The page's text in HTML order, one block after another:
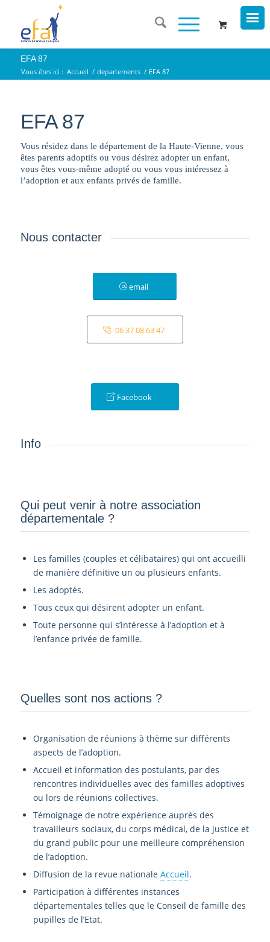
EFA 87
Vous êtes ici : Accueil / departements / EFA 87
EFA 87
Vous résidez dans le département de la Haute-Vienne, vous
êtes parents adoptifs ou vous désirez adopter un enfant,
vous êtes vous-même adopté ou vous vous intéressez à
l’adoption et aux enfants privés de famille.
Nous contacter
email
06 37 08 63 47
Facebook
Info
Qui peut venir à notre association
départementale ?­
Les familles (couples et célibataires) qui ont accueilli
de manière définitive un ou plusieurs enfants.
Les adoptés.
Tous ceux qui désirent adopter un enfant.
Toute personne qui s’intéresse à l’adoption et à
l’enfance privée de famille.
Quelles sont nos actions ?
Organisation de réunions à thème sur différents
aspects de l’adoption.
Accueil et information des postulants, par des
rencontres individuelles avec des familles adoptives
ou lors de réunions collectives.
Témoignage de notre expérience auprès des
travailleurs sociaux, du corps médical, de la justice et
du grand public pour une meilleure compréhension
de l’adoption.
Diffusion de la revue nationale Accueil.
Participation à différentes instances
départementales telles que le Conseil de famille des
pupilles de l’Etat.